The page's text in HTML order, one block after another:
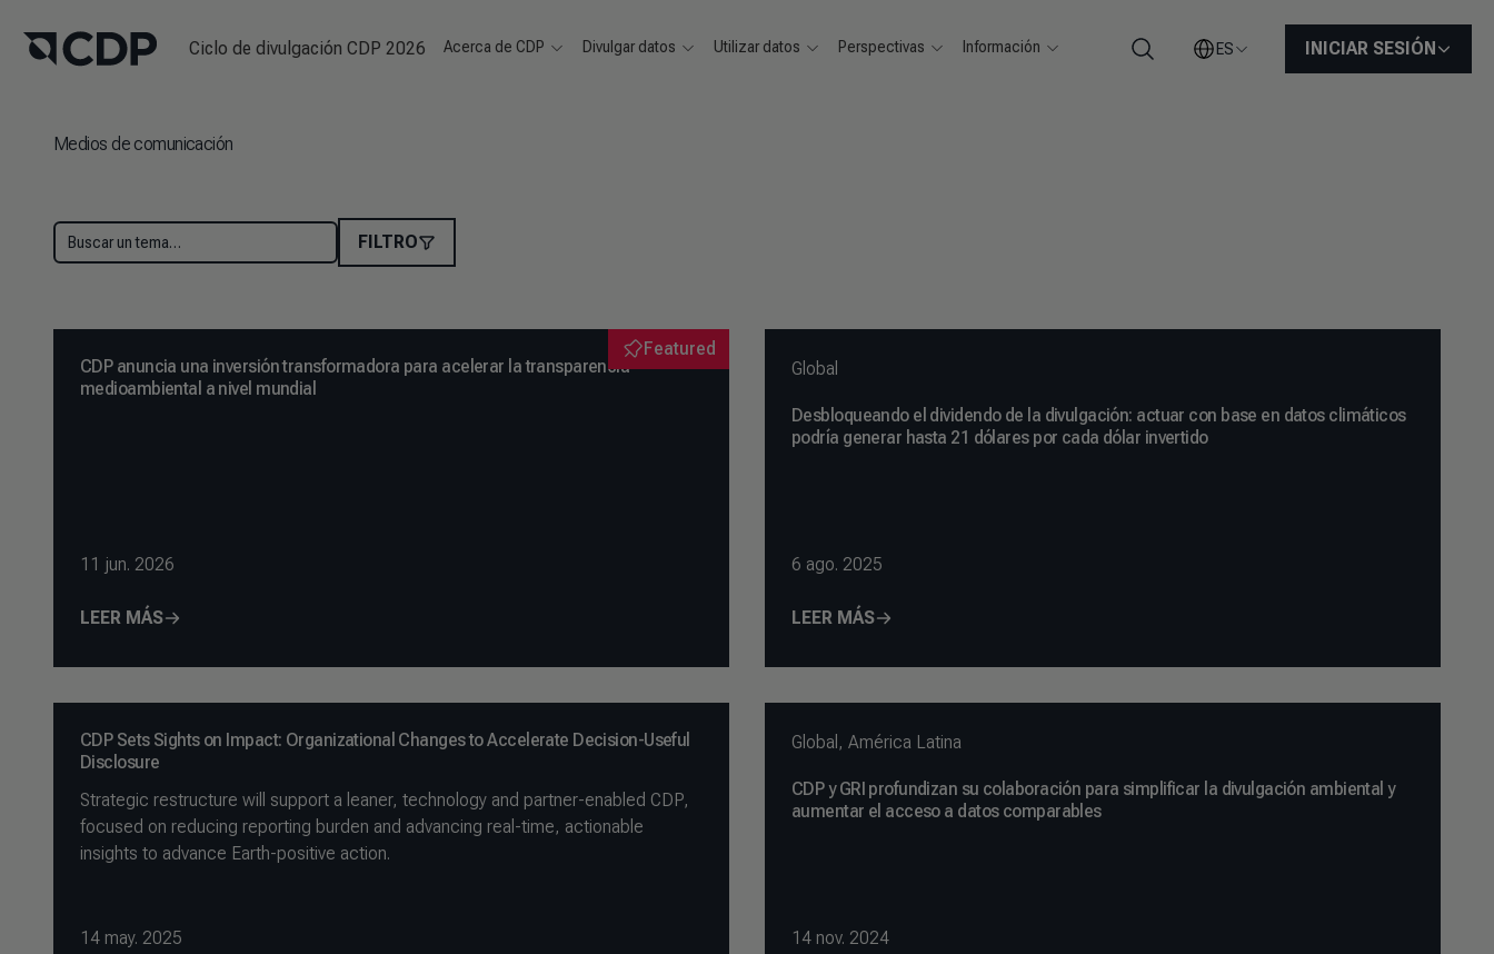
Ciclo de divulgación CDP 2026 Acerca de CDP Divulgar datos Utilizar datos Perspectivas Información
Buscar
ES INICIAR SESIÓN
Medios de comunicación
FILTRO
Featured
CDP anuncia una inversión transformadora para acelerar la transparencia
medioambiental a nivel mundial
11 jun. 2026
LEER MÁS
Global
Desbloqueando el dividendo de la divulgación: actuar con base en datos climáticos
podría generar hasta 21 dólares por cada dólar invertido
6 ago. 2025
LEER MÁS
CDP Sets Sights on Impact: Organizational Changes to Accelerate Decision-Useful
Disclosure
Strategic restructure will support a leaner, technology and partner-enabled CDP,
focused on reducing reporting burden and advancing real-time, actionable
insights to advance Earth-positive action.
14 may. 2025
Global , América Latina
CDP y GRI profundizan su colaboración para simplificar la divulgación ambiental y
aumentar el acceso a datos comparables
14 nov. 2024